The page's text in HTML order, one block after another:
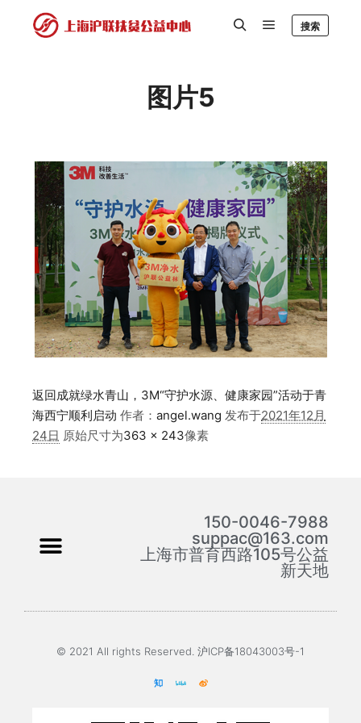
搜索
图片5
返回成就绿水青山，3M“守护水源、健康家园”活动于青
海西宁顺利启动 作者： angel.wang 发布于2021年12月
24日 原始尺寸为363 × 243像素
150-0046-7988
suppac@163.com
上海市普育西路105号公益
新天地
© 2021 All rights Reserved. 沪ICP备18043003号-1